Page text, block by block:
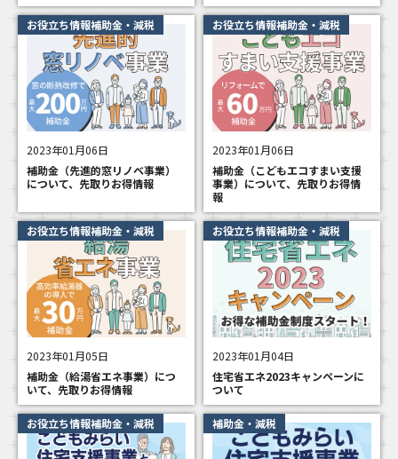
お役立ち情報補助金・減税
2023年01月06日
補助金（先進的窓リノベ事業）
について、先取りお得情報
お役立ち情報補助金・減税
2023年01月06日
補助金（こどもエコすまい支援
事業）について、先取りお得情
報
お役立ち情報補助金・減税
2023年01月05日
補助金（給湯省エネ事業）につ
いて、先取りお得情報
お役立ち情報補助金・減税
2023年01月04日
住宅省エネ2023キャンペーンに
ついて
お役立ち情報補助金・減税 補助金・減税